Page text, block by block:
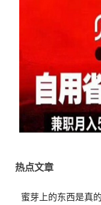
热点文章
蜜芽上的东西是真